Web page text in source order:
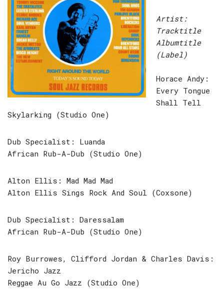
Artist:
Tracktitle
Albumtitle
(Label)
Horace Andy:
Every Tongue
Shall Tell
Skylarking (Studio One)
Dub Specialist: Luanda
African Rub-A-Dub (Studio One)
Alton Ellis: Mad Mad Mad
Alton Ellis Sings Rock And Soul (Coxsone)
Dub Specialist: Daressalam
African Rub-A-Dub (Studio One)
Roy Burrowes, Clifford Jordan & Charles Davis:
Jericho Jazz
Reggae Au Go Jazz (Studio One)